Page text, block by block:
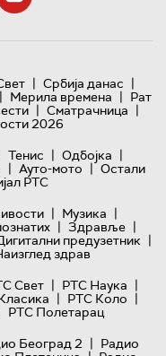
| Србија данас |
| Мерила времена | Рат
| Сматрачница |
2026
Тенис | Одбојка |
| Ауто-мото | Остали
РТС
| Музика |
| Здравље |
предузетник |
здрав
Свет | РТС Наука |
| РТС Коло |
РТС Полетарац
Београд 2 | Радио